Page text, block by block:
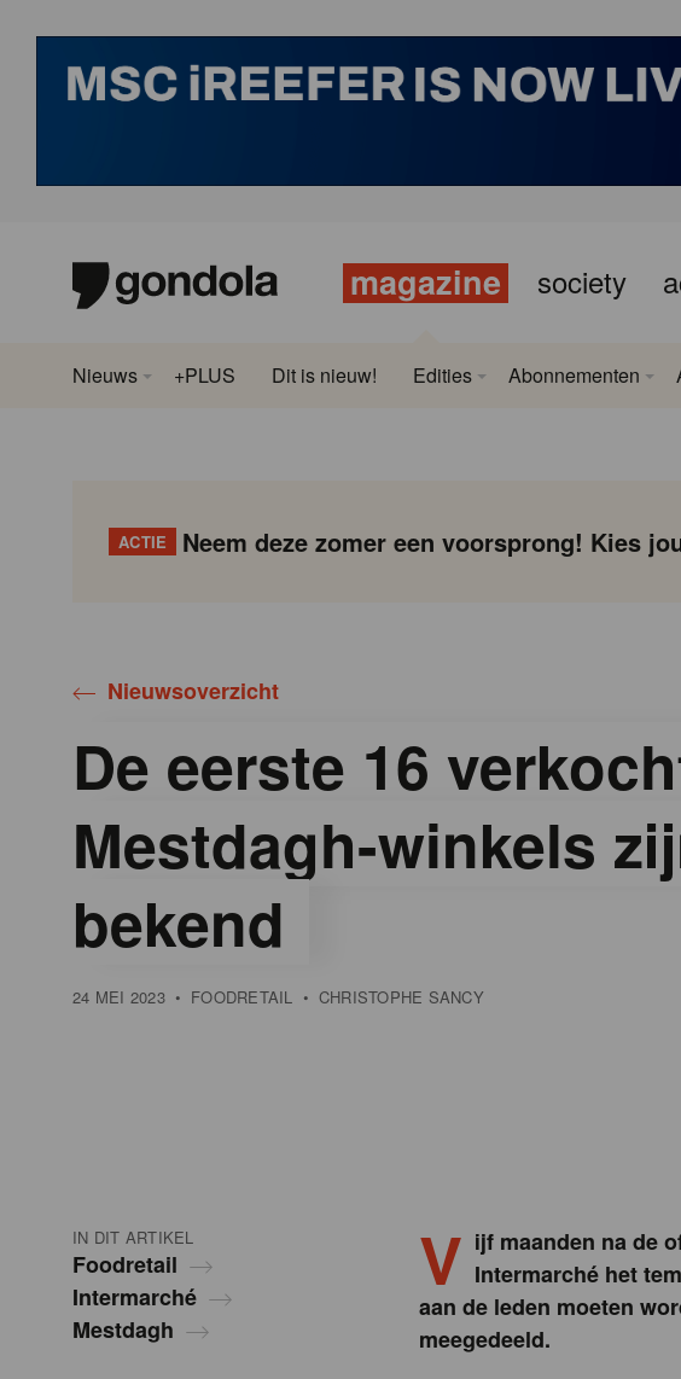
magazine society
Nieuws +PLUS Dit is nieuw! Edities Abonnementen
ACTIE Neem deze zomer een voorsprong! Kies
Nieuwsoverzicht
De eerste 16
Mestdagh-winkels
bekend
24 MEI 2023 • FOODRETAIL • CHRISTOPHE SANCY
IN DIT ARTIKEL
Foodretail
Intermarché
Mestdagh
V ijf maanden na de
Intermarché het
aan de leden moeten
meegedeeld.